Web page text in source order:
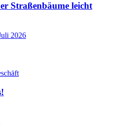
Straßenbäume leicht
2026